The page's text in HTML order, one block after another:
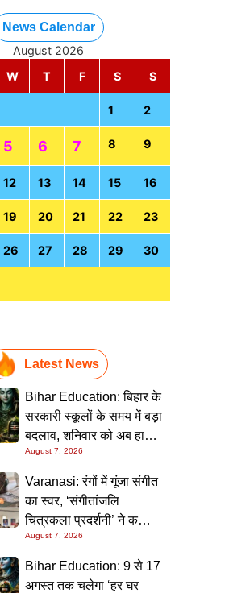
News Calendar
August 2026
W T F S S
1 2
5 6 7 8 9
12 13 14 15 16
19 20 21 22 23
26 27 28 29 30
Latest News
Bihar Education: बिहार के
सरकारी स्कूलों के समय में बड़ा
बदलाव, शनिवार को अब हाफ
डे रहेगा विद्यालय
August 7, 2026
Varanasi: रंगों में गूंजा संगीत
का स्वर, ‘संगीतांजलि
चित्रकला प्रदर्शनी’ ने कला
प्रेमियों को किया मंत्रमुग्ध
August 7, 2026
Bihar Education: 9 से 17
अगस्त तक चलेगा ‘हर घर